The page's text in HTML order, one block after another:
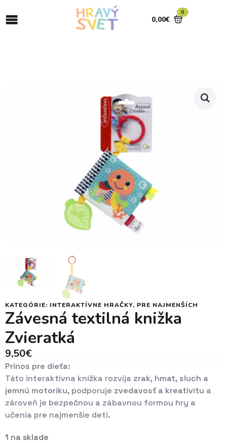
0,00€
0
KATEGÓRIE: INTERAKTÍVNE HRAČKY, PRE NAJMENŠÍCH
Závesná textilná knižka
Zvieratká
9,50€
Prínos pre dieťa:
Táto interaktívna knižka rozvíja zrak, hmat, sluch a
jemnú motoriku, podporuje zvedavosť a kreativitu a
zároveň je bezpečnou a zábavnou formou hry a
učenia pre najmenšie deti.
1 na sklade